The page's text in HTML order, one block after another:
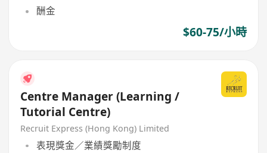
酬金
$60-75/小時
Centre Manager (Learning /
Tutorial Centre)
Recruit Express (Hong Kong) Limited
表現獎金／業績獎勵制度